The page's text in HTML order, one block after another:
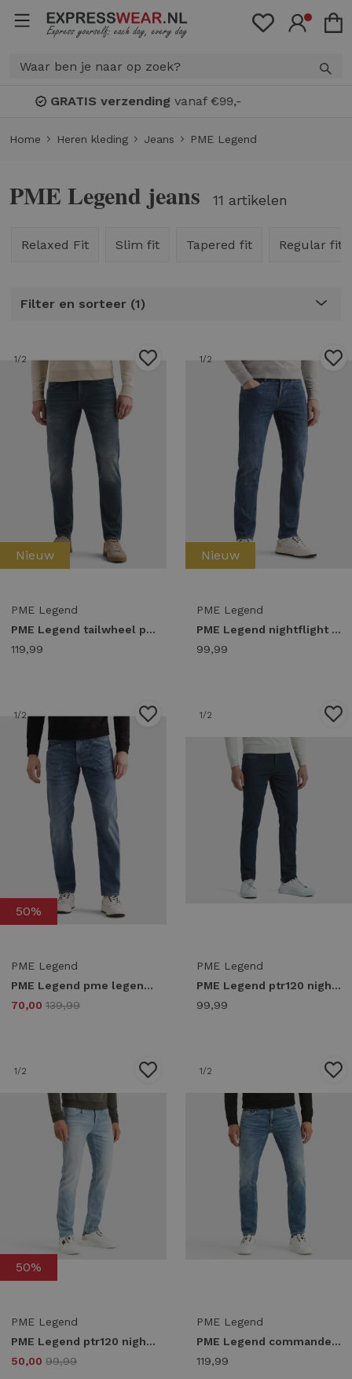
Bonuspunten: spaar voorKORTING!
Home Heren kleding Jeans PME Legend
PME Legend jeans 11 artikelen
Relaxed Fit Slim fit Tapered fit Regular fit
Filter en sorteer 1
1/2
Nieuw
PME Legend
PME Legend tailwheel ptr140-teb Slim fit teb true element blue
119,99
1/2
Nieuw
PME Legend
PME Legend nightflight ptr120-bmc Regular fit bmc blue mid clean
99,99
1/2
50%
PME Legend
PME Legend pme legend aviator ptr2602707 Regular fit isb indigo sky blue
70,00 139,99
1/2
PME Legend
PME Legend ptr120 nightflight Regular fit dcb
99,99
1/2
50%
PME Legend
PME Legend ptr120 nightflight hbl Regular fit hbl highsummer blue light
50,00 99,99
1/2
PME Legend
PME Legend commander 3.0 ptr180-ufb Relaxed Fit used fresh blue
119,99